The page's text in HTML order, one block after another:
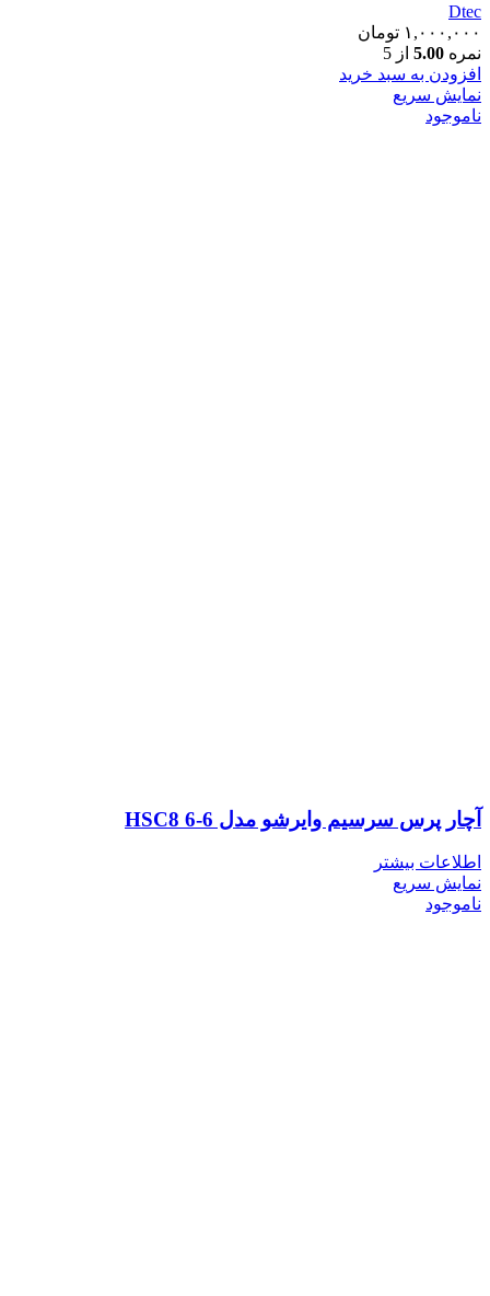
Dtec
۱,۰۰۰,۰۰۰ تومان
نمره 5.00 از 5
افزودن به سبد خرید
نمایش سریع
ناموجود
آچار پرس سرسیم وایرشو مدل HSC8 6-6
اطلاعات بیشتر
نمایش سریع
ناموجود